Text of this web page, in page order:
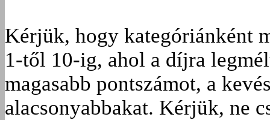
Kérjük, hogy kategóriánként
1-től 10-ig, ahol a díjra
magasabb pontszámot, a
alacsonyabbakat. Kérjük, ne